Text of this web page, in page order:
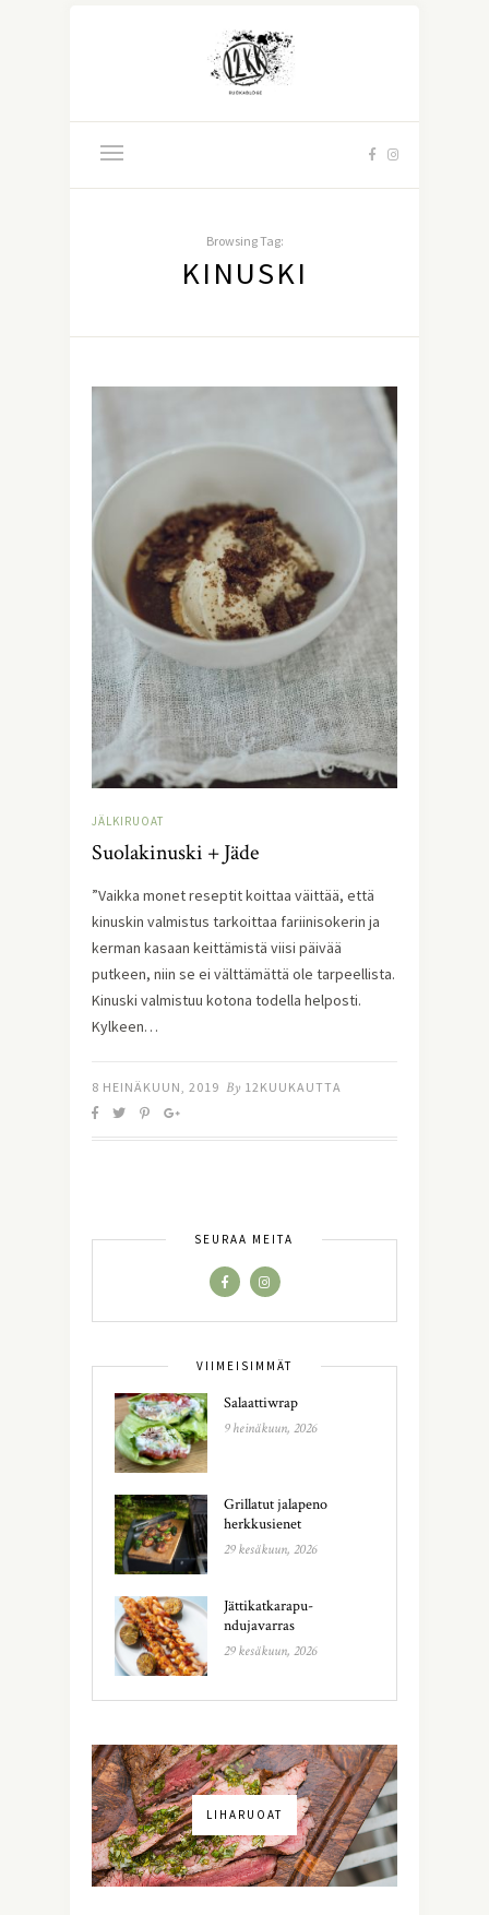
Browsing Tag:
KINUSKI
JÄLKIRUOAT
Suolakinuski + Jäde
”Vaikka monet reseptit koittaa väittää, että
kinuskin valmistus tarkoittaa fariinisokerin ja
kerman kasaan keittämistä viisi päivää
putkeen, niin se ei välttämättä ole tarpeellista.
Kinuski valmistuu kotona todella helposti.
Kylkeen…
8 HEINÄKUUN, 2019 By 12KUUKAUTTA
SEURAA MEITÄ
VIIMEISIMMÄT
Salaattiwrap
9 heinäkuun, 2026
Grillatut jalapeno
herkkusienet
29 kesäkuun, 2026
Jättikatkarapu-
ndujavarras
29 kesäkuun, 2026
LIHARUOAT